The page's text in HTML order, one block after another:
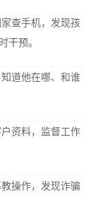
查手机，发现孩
干预。
道他在哪、和谁
资料，监督工作
操作，发现诈骗